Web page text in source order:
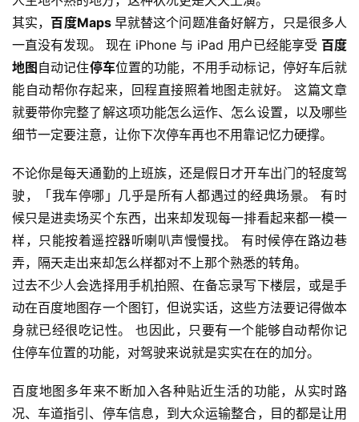
其实， 百度Maps 早就替这个问题准备好解方，只是很多人
一直没有发现。 现在 iPhone 与 iPad 用户已经能享受 百度
地图 自动记住停车位置的功能，不用手动标记，停好车后就
能自动帮你存起来，回程直接照着地图走就好。 这篇文章
就要带你完整了解这项功能怎么运作、怎么设置，以及哪些
细节一定要注意，让你下次停车再也不用靠记忆力硬撑。
不论你是每天通勤的上班族，还是假日才开车出门的轻度驾
驶，「我车停哪」几乎是所有人都遇过的经典场景。 有时
候只是进卖场买个东西，出来却发现每一排看起来都一模一
样，只能按着遥控器听喇叭声慢慢找。 有时候停在路边巷
弄，隔天走出来却怎么样都对不上那个熟悉的转角。
过去不少人会选择用手机拍照、在备忘录写下楼层，或是手
动在百度地图存一个图钉，但说实话，这些方法要记得做本
身就已经很吃记性。 也因此，只要有一个能够自动帮你记
住停车位置的功能，对驾驶来说就是实实在在的加分。
百度地图多年来不断加入各种贴近生活的功能，从实时路
况、车道指引、停车信息，到大众运输整合，目的都是让用